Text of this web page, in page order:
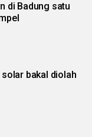
di Badung satu
bakal diolah